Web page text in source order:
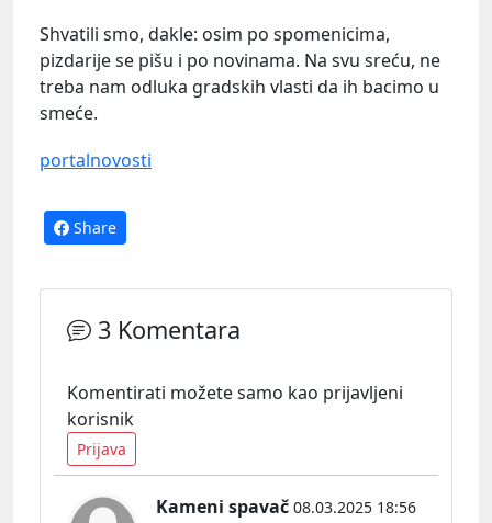
Shvatili smo, dakle: osim po spomenicima,
pizdarije se pišu i po novinama. Na svu sreću, ne
treba nam odluka gradskih vlasti da ih bacimo u
smeće.
portalnovosti
Share
3 Komentara
Komentirati možete samo kao prijavljeni
korisnik
Prijava
Kameni spavač 08.03.2025 18:56